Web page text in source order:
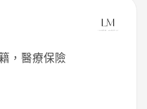
，醫療保險